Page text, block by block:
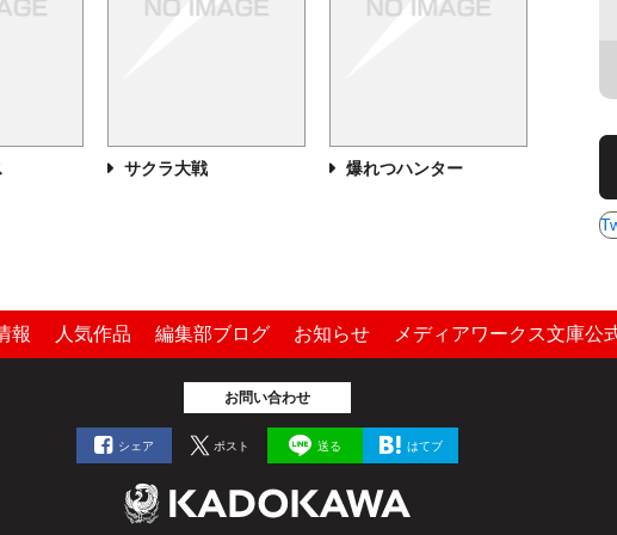
サクラ大戦 爆れつハンター
報 人気作品 編集部ブログ お知らせ メディアワークス文庫公
お問い合わせ
シェア ポスト 送る はてブ